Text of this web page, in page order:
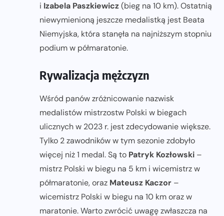
i Izabela Paszkiewicz(bieg na 10 km). Ostatnią
niewymienioną jeszcze medalistką jest Beata
Niemyjska, która stanęła na najniższym stopniu
podium w półmaratonie.
Rywalizacja mężczyzn
Wśród panów zróżnicowanie nazwisk
medalistów mistrzostw Polski w biegach
ulicznych w 2023 r. jest zdecydowanie większe.
Tylko 2 zawodników w tym sezonie zdobyło
więcej niż 1 medal. Są to Patryk Kozłowski –
mistrz Polski w biegu na 5 km i wicemistrz w
półmaratonie, oraz Mateusz Kaczor –
wicemistrz Polski w biegu na 10 km oraz w
maratonie. Warto zwrócić uwagę zwłaszcza na